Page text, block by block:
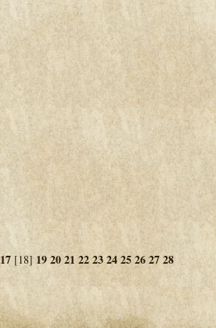
17 [18]19202122232425262728